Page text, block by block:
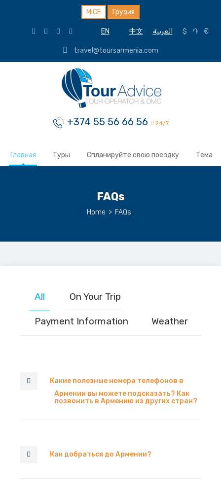
MICE Грузия
EN 中文 العربية $ ֏ €
travel@toursarmenia.com
+374 55 56 66 56 24/7
Главная Туры Спланируйте свою поездку Тема
FAQs
Home > FAQs
All On Your Trip
Payment Information Weather
Какие полезные номера телефонов в
Армении вы можете подсказать? Как
позвонить в Армению из других стран?
Как добраться до Армении?